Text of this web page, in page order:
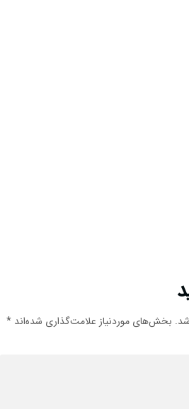
بخش‌های موردنیاز علامت‌گذاری شده‌اند *